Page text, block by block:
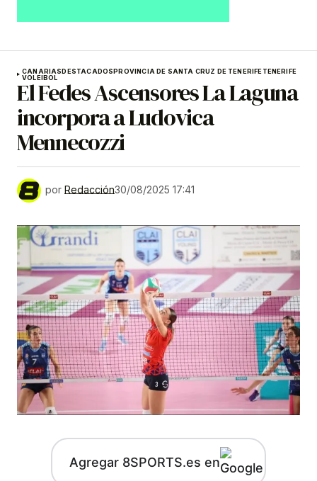
CANARIASDESTACADOSPROVINCIA DE SANTA CRUZ DE TENERIFETENERIFE
VOLEIBOL
El Fedes Ascensores La Laguna
incorpora a Ludovica
Mennecozzi
por Redacción30/08/2025 17:41
Agregar 8SPORTS.es en